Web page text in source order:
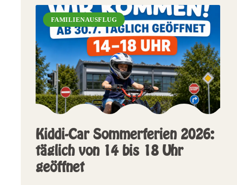
FAMILIENAUSFLUG
Kiddi-Car Sommerferien 2026:
täglich von 14 bis 18 Uhr
geöffnet